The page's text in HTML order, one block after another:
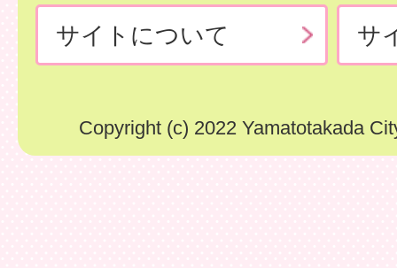
サイトについて サ
Copyright (c) 2022 Yamatotakada